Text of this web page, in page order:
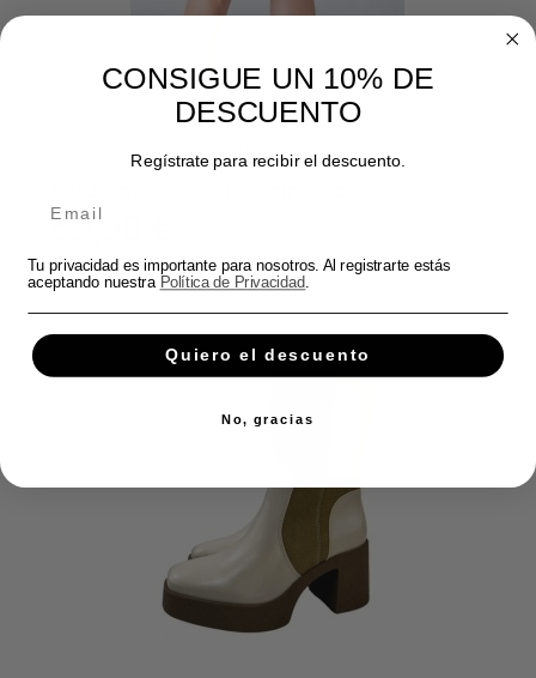
OPORTUNIDADES INVIERNO
69,90 €
CONSIGUE UN 10% DE
DESCUENTO
Regístrate para recibir el descuento.
Tu privacidad es importante para nosotros. Al registrarte estás
aceptando nuestra Política de Privacidad
Quiero el descuento
No, gracias